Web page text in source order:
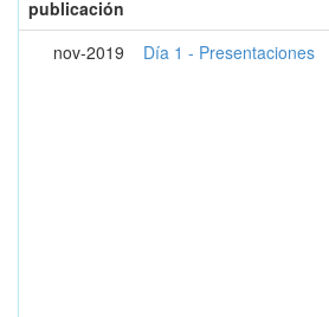
publicación
nov-2019 Día 1 - Presentaciones